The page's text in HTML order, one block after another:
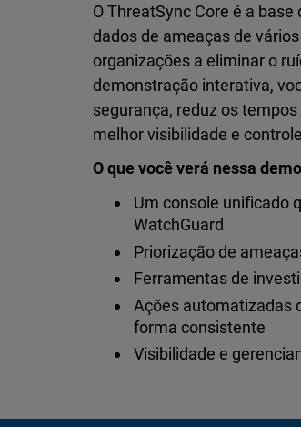
O ThreatSync Core é a
dados de ameaças de
organizações a eliminar o
demonstração interativa,
segurança, reduz os
melhor visibilidade e
O que você verá nessa
Um console unificado
WatchGuard
Priorização de
Ferramentas de
Ações automatizadas
forma consistente
Visibilidade e